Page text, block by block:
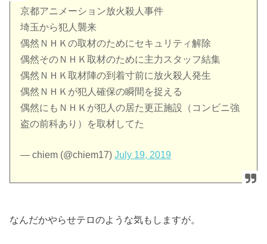
京都アニメーション放火殺人事件
埼玉から犯人襲来
偶然ＮＨＫの取材のためにセキュリティ解除
偶然そのＮＨＫ取材のために主力スタッフ結集
偶然ＮＨＫ取材陣の到着寸前に放火殺人発生
偶然ＮＨＫが犯人確保の瞬間を捉える
偶然にもＮＨＫが犯人の居た更正施設（コンビニ強
盗の前科あり）を取材してた
— chiem (@chiem17)July 19, 2019
なんだかやらせテロのような気もしますが。